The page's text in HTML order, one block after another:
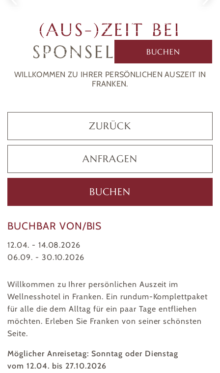
ANFRAGEN BUCHEN
(AUS-)ZEIT BEI
SPONSEL-REGUS
WILLKOMMEN ZU IHRER PERSÖNLICHEN AUSZEIT IN
FRANKEN.
ZURÜCK
ANFRAGEN
BUCHEN
BUCHBAR VON/BIS
12.04. - 14.08.2026
06.09. - 30.10.2026
Willkommen zu Ihrer persönlichen Auszeit im
Wellnesshotel in Franken. Ein rundum-Komplettpaket
für alle die dem Alltag für ein paar Tage entfliehen
möchten. Erleben Sie Franken von seiner schönsten
Seite.
Möglicher Anreisetag: Sonntag oder Dienstag
vom 12.04. bis 27.10.2026